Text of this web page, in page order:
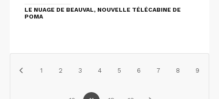
LE NUAGE DE BEAUVAL, NOUVELLE TÉLÉCABINE DE
POMA
1 2 3 4 5 6 7 8 9